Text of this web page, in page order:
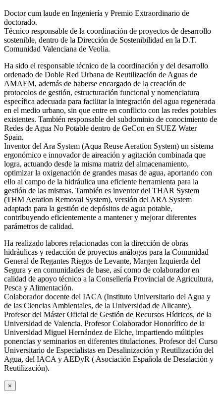
Doctor cum laude en Ingeniería y Premio Extraordinario de
doctorado.
Técnico responsable de la coordinación de proyectos de desarrollo
sostenible, dentro de la Dirección de Sostenibilidad en la D.T.
Comunidad Valenciana de Veolia.
Ha sido el responsable técnico de la coordinación y del desarrollo
ordenado de Doble Red Urbana de Reutilización de Aguas de
AMAEM, además de haberse encargado de la creación de
protocolos de gestión, estructuración funcional y nomenclatura
específica adecuada para facilitar la integración del agua regenerada
en el medio urbano, sin que entre en conflicto con las redes potables
existentes. También responsable del subdominio de conocimiento de
Redes de Agua No Potable dentro de GeCon en SUEZ Water
Spain.
Inventor del Ara System (Aqua Reuse Aeration System) un sistema
ergonómico e innovador de aireación y agitación combinada que
logra, actuando desde la misma matriz del almacenamiento,
optimizar la oxigenación de grandes masas de agua, aportando con
ello al campo de la hidráulica una eficiente herramienta para la
gestión de las mismas. También es inventor del THAR System
(THM Aeration Removal System), versión del ARA System
adaptada para la gestión de depósitos de agua potable,
contribuyendo eficientemente a mantener y mejorar diferentes
parámetros de calidad.
Ha realizado labores relacionadas con la dirección de obras
hidráulicas y redacción de proyectos análogos para la Comunidad
General de Regantes Riegos de Levante, Margen Izquierda del
Segura y en comunidades de base, así como de colaborador en
calidad de apoyo técnico a la Consellería Provincial de Agricultura,
Pesca y Alimentación.
Colaborador docente del IACA (Instituto Universitario del Agua y
de las Ciencias Ambientales, de la Universidad de Alicante).
Profesor del Máster Oficial de Gestión de Recursos Hídricos, de la
Universidad de Valencia. Profesor Colaborador Honorífico de la
Universidad Miguel Hernández de Elche, impartiendo múltiples
ponencias y seminarios en diferentes titulaciones. Profesor del Curso
Universitario de Especialistas en Desalinización y Reutilización del
Agua, del IACA y AEDyR ( Asociación Española de Desalación y
Reutilización).
×